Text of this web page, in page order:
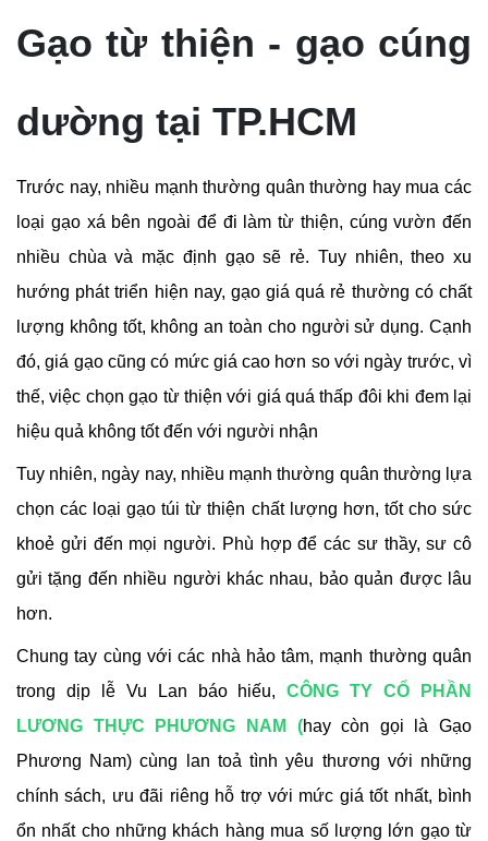
Gạo từ thiện - gạo cúng
dường tại TP.HCM
Trước nay, nhiều mạnh thường quân thường hay mua các
loại gạo xá bên ngoài để đi làm từ thiện, cúng vườn đến
nhiều chùa và mặc định gạo sẽ rẻ. Tuy nhiên, theo xu
hướng phát triển hiện nay, gạo giá quá rẻ thường có chất
lượng không tốt, không an toàn cho người sử dụng. Cạnh
đó, giá gạo cũng có mức giá cao hơn so với ngày trước, vì
thế, việc chọn gạo từ thiện với giá quá thấp đôi khi đem lại
hiệu quả không tốt đến với người nhận
Tuy nhiên, ngày nay, nhiều mạnh thường quân thường lựa
chọn các loại gạo túi từ thiện chất lượng hơn, tốt cho sức
khoẻ gửi đến mọi người. Phù hợp để các sư thầy, sư cô
gửi tặng đến nhiều người khác nhau, bảo quản được lâu
hơn.
Chung tay cùng với các nhà hảo tâm, mạnh thường quân
trong dịp lễ Vu Lan báo hiếu, CÔNG TY CỔ PHẦN
LƯƠNG THỰC PHƯƠNG NAM (hay còn gọi là Gạo
Phương Nam) cùng lan toả tình yêu thương với những
chính sách, ưu đãi riêng hỗ trợ với mức giá tốt nhất, bình
ổn nhất cho những khách hàng mua số lượng lớn gạo từ